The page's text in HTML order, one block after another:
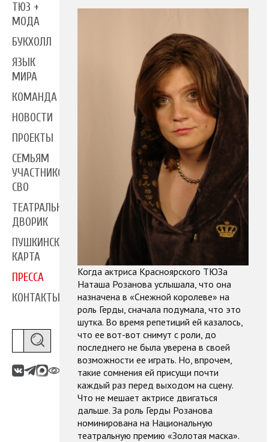
ТЮЗ +
МОДА
БУКХОЛЛ
ЯЗЫК
МИРА
КОМАНДА
НОВОСТИ
ПРОЕКТЫ
СЕМЬЯМ
УЧАСТНИКОВ
СВО
ТЕАТРАЛЬНЫЙ
ДВОРИК
ПУШКИНСКАЯ
КАРТА
ПРЕССА
КОНТАКТЫ
Когда актриса Красноярского ТЮЗа
Наташа Розанова услышала, что она
назначена в «Снежной королеве» на
роль Герды, сначала подумала, что это
шутка. Во время репетиций ей казалось,
что ее вот-вот снимут с роли, до
последнего не была уверена в своей
возможности ее играть. Но, впрочем,
такие сомнения ей присущи почти
каждый раз перед выходом на сцену.
Что не мешает актрисе двигаться
дальше. За роль Герды Розанова
номинирована на Национальную
театральную премию «Золотая маска».